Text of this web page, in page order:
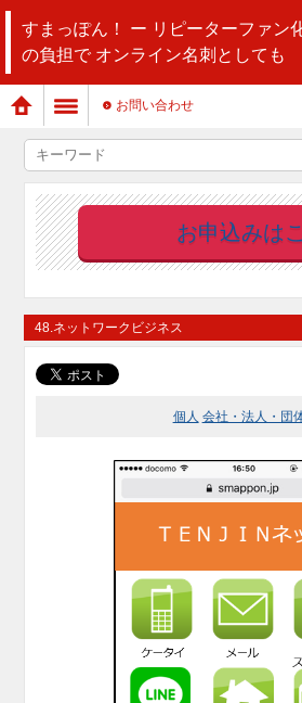
すまっぽん！ ー リピーターファ
の負担で オンライン名刺としても
お問い合わせ
お申込みは
48.ネットワークビジネス
個人 会社・法人・団